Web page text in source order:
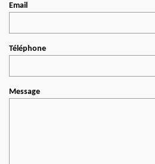
Email
Téléphone
Message